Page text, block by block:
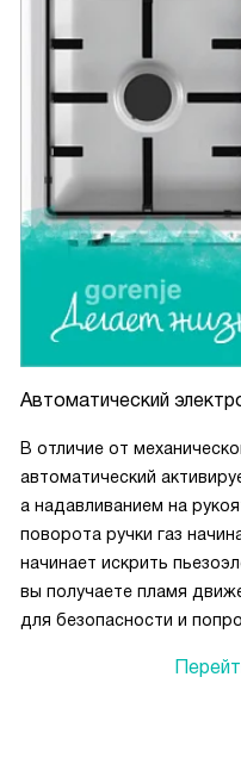
Автоматический
В отличие от
автоматический
а надавливанием на
поворота ручки газ
начинает искрить
вы получаете пламя
для безопасности и